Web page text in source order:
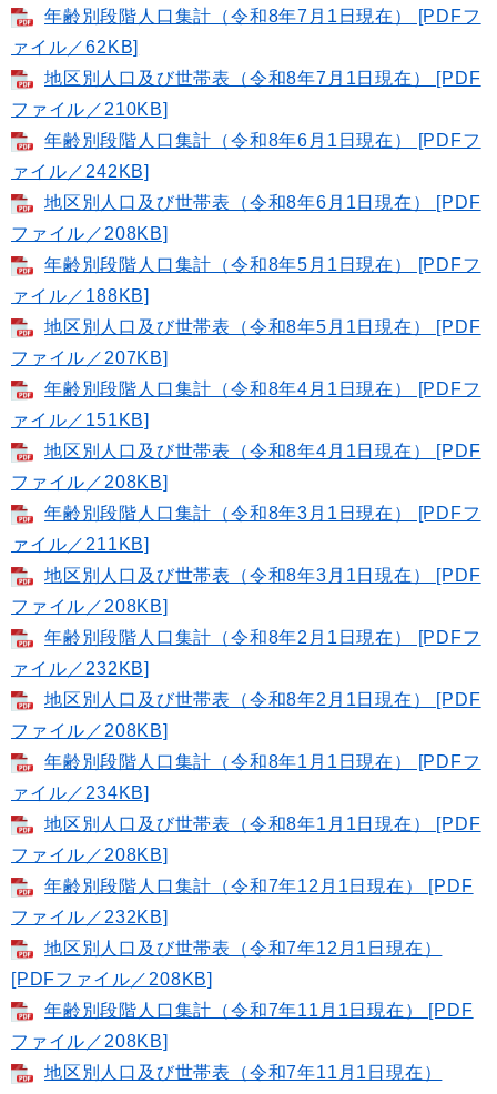
年齢別段階人口集計（令和8年7月1日現在） [PDFフ
ァイル／62KB]
地区別人口及び世帯表（令和8年7月1日現在） [PDF
ファイル／210KB]
年齢別段階人口集計（令和8年6月1日現在） [PDFフ
ァイル／242KB]
地区別人口及び世帯表（令和8年6月1日現在） [PDF
ファイル／208KB]
年齢別段階人口集計（令和8年5月1日現在） [PDFフ
ァイル／188KB]
地区別人口及び世帯表（令和8年5月1日現在） [PDF
ファイル／207KB]
年齢別段階人口集計（令和8年4月1日現在） [PDFフ
ァイル／151KB]
地区別人口及び世帯表（令和8年4月1日現在） [PDF
ファイル／208KB]
年齢別段階人口集計（令和8年3月1日現在） [PDFフ
ァイル／211KB]
地区別人口及び世帯表（令和8年3月1日現在） [PDF
ファイル／208KB]
年齢別段階人口集計（令和8年2月1日現在） [PDFフ
ァイル／232KB]
地区別人口及び世帯表（令和8年2月1日現在） [PDF
ファイル／208KB]
年齢別段階人口集計（令和8年1月1日現在） [PDFフ
ァイル／234KB]
地区別人口及び世帯表（令和8年1月1日現在） [PDF
ファイル／208KB]
年齢別段階人口集計（令和7年12月1日現在） [PDF
ファイル／232KB]
地区別人口及び世帯表（令和7年12月1日現在）
[PDFファイル／208KB]
年齢別段階人口集計（令和7年11月1日現在） [PDF
ファイル／208KB]
地区別人口及び世帯表（令和7年11月1日現在）